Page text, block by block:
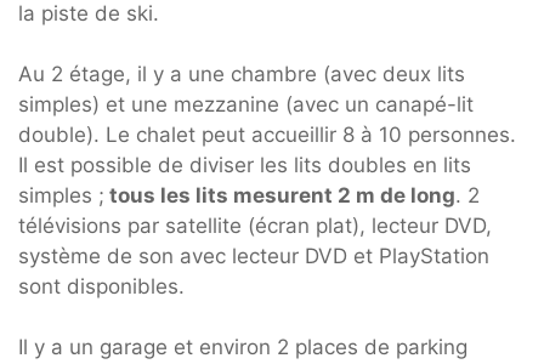
la piste de ski.
Au 2 étage, il y a une chambre (avec deux lits
simples) et une mezzanine (avec un canapé-lit
double). Le chalet peut accueillir 8 à 10 personnes.
Il est possible de diviser les lits doubles en lits
simples ; tous les lits mesurent 2 m de long. 2
télévisions par satellite (écran plat), lecteur DVD,
système de son avec lecteur DVD et PlayStation
sont disponibles.
Il y a un garage et environ 2 places de parking